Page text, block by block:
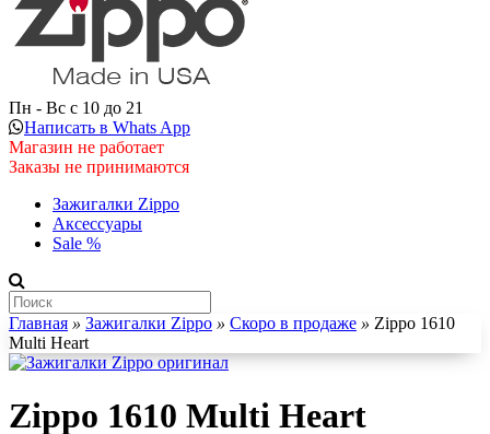
Пн - Вс с 10 до 21
Написать в Whats App
Магазин не работает
Заказы не принимаются
Зажигалки Zippo
Аксессуары
Sale %
Главная » Зажигалки Zippo » Скоро в продаже » Zippo 1610
Multi Heart
Zippo 1610 Multi Heart